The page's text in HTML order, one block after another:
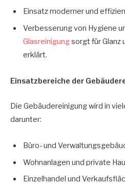
Einsatz moderner und
Verbesserung von Hygiene
Glasreinigungsorgt für Glanz
erklärt.
Einsatzbereiche der
Die Gebäudereinigung wird in
darunter:
Büro- und
Wohnanlagen und private
Einzelhandel und